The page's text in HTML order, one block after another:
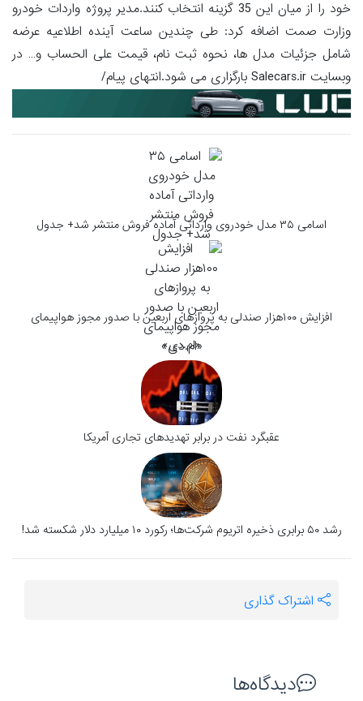
خود را از میان این 35 گزینه انتخاب کنند.مدیر پروژه واردات خودرو
وزارت صمت اضافه کرد: طی چندین ساعت آینده اطلاعیه عرضه
شامل جزئیات مدل ها، نحوه ثبت نام، قیمت علی الحساب و… در
وبسایت Salecars.ir بارگزاری می شود.انتهای پیام/
اسامی ۳۵ مدل خودروی وارداتی آماده فروش منتشر شد+ جدول
افزایش ۱۰۰هزار صندلی به پروازهای اربعین با صدور مجوز هواپیمای
«ام.دی»
عقبگرد نفت در برابر تهدید‌های تجاری آمریکا
رشد ۵۰ برابری ذخیره اتریوم شرکت‌ها؛ رکورد ۱۰ میلیارد دلار شکسته شد!
اشتراک گذاری
دیدگاه‌ها